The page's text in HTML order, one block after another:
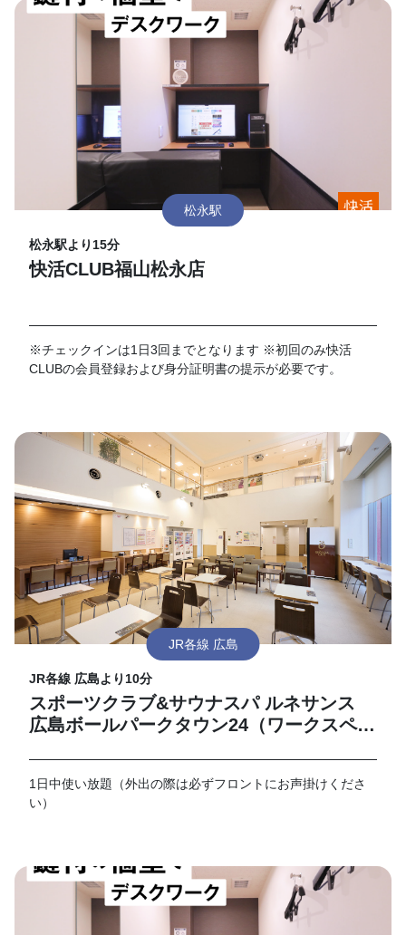
松永駅
松永駅より15分
快活CLUB福山松永店
※チェックインは1日3回までとなります ※初回のみ快活
CLUBの会員登録および身分証明書の提示が必要です。
JR各線 広島
JR各線 広島より10分
スポーツクラブ&サウナスパ ルネサンス
広島ボールパークタウン24（ワークスペー
1日中使い放題（外出の際は必ずフロントにお声掛けくださ
い）